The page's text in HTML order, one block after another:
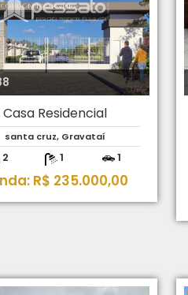
Casa Residencial
santa cruz, Gravataí
2 1 1
R$ 235.000,00